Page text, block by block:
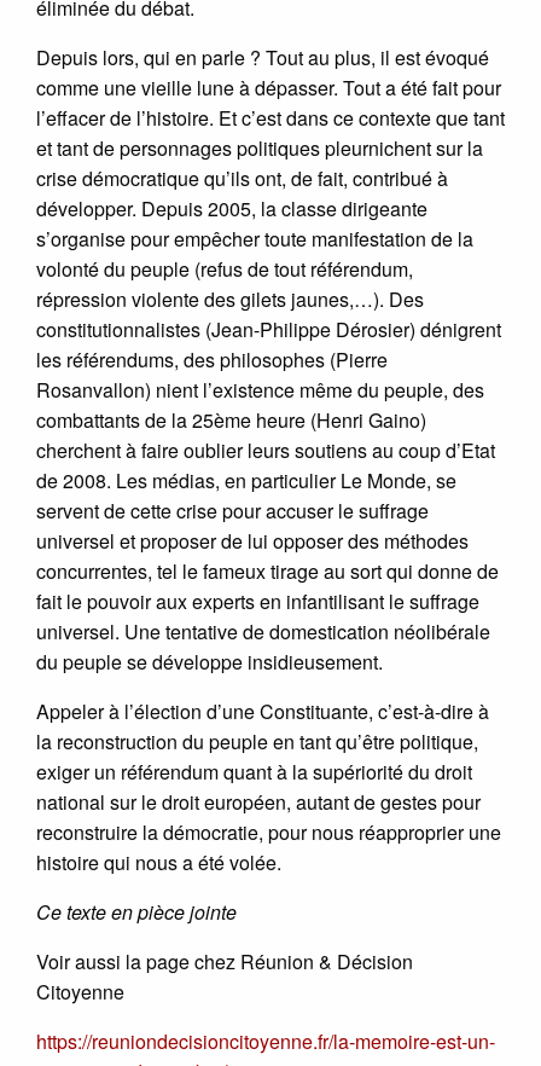
éliminée du débat.
Depuis lors, qui en parle ? Tout au plus, il est évoqué
comme une vieille lune à dépasser. Tout a été fait pour
l’effacer de l’histoire. Et c’est dans ce contexte que tant
et tant de personnages politiques pleurnichent sur la
crise démocratique qu’ils ont, de fait, contribué à
développer. Depuis 2005, la classe dirigeante
s’organise pour empêcher toute manifestation de la
volonté du peuple (refus de tout référendum,
répression violente des gilets jaunes,…). Des
constitutionnalistes (Jean-Philippe Dérosier) dénigrent
les référendums, des philosophes (Pierre
Rosanvallon) nient l’existence même du peuple, des
combattants de la 25ème heure (Henri Gaino)
cherchent à faire oublier leurs soutiens au coup d’Etat
de 2008. Les médias, en particulier Le Monde, se
servent de cette crise pour accuser le suffrage
universel et proposer de lui opposer des méthodes
concurrentes, tel le fameux tirage au sort qui donne de
fait le pouvoir aux experts en infantilisant le suffrage
universel. Une tentative de domestication néolibérale
du peuple se développe insidieusement.
Appeler à l’élection d’une Constituante, c’est-à-dire à
la reconstruction du peuple en tant qu’être politique,
exiger un référendum quant à la supériorité du droit
national sur le droit européen, autant de gestes pour
reconstruire la démocratie, pour nous réapproprier une
histoire qui nous a été volée.
Ce texte en pièce jointe
Voir aussi la page chez Réunion & Décision
Citoyenne
https://reuniondecisioncitoyenne.fr/la-memoire-est-un-